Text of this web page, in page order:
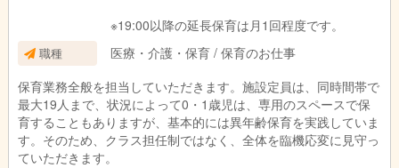
※19:00以降の延長保育は月1回程度です。
職種
医療・介護・保育 / 保育のお仕事
保育業務全般を担当していただきます。施設定員は、同時間帯で
最大19人まで、状況によって0・1歳児は、専用のスペースで保
育することもありますが、基本的には異年齢保育を実践していま
す。そのため、クラス担任制ではなく、全体を臨機応変に見守っ
ていただきます。